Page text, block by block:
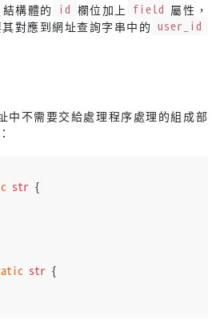
結構體的 id 欄位加上 field 屬性，
對應到網址查詢字串中的 user_id
中不需要交給處理程序處理的組成部
str {
str {